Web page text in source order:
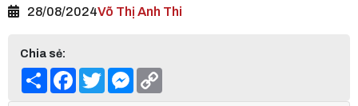
28/08/2024Võ Thị Anh Thi
Chia sẻ:
Share Facebook
TwitterMessenger